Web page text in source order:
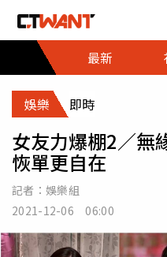
最新
娛樂 即時
女友力爆棚2／
恢單更自在
記者： 娛樂組
2021-12-06 06:00